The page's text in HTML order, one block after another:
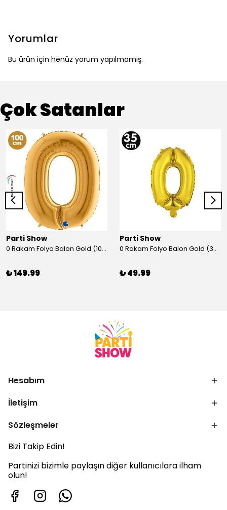
Yorumlar
Bu ürün için henüz yorum yapılmamış.
Çok Satanlar
Parti Show
0 Rakam Folyo Balon Gold (100x70 cm)
₺ 149.99
Parti Show
0 Rakam Folyo Balon Gold (35 cm)
₺ 49.99
Hesabım
İletişim
Sözleşmeler
Bizi Takip Edin!
Partinizi bizimle paylaşın diğer kullanıcılara ilham
olun!